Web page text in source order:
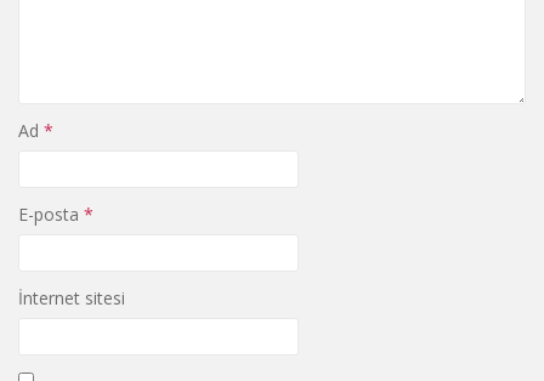
Ad *
E-posta *
İnternet sitesi